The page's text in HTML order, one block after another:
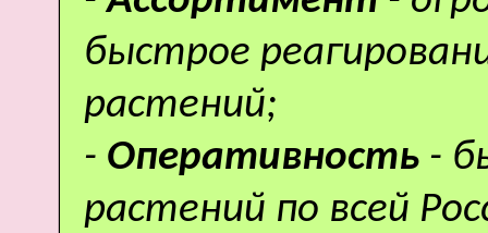
быстрое
растений;
- Оперативность -
растений по всей